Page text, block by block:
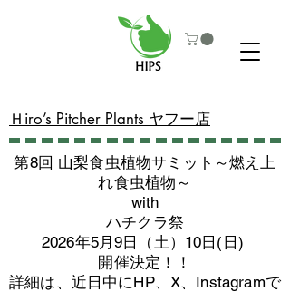
​Ｈiro’s Pitcher Plants ヤフー店
第8回 山梨食虫植物サミット～燃え上
れ食虫植物～
with
​ハチクラ祭
2026年5月9日（土）10日(日)
​開催決定！！
詳細は、近日中にHP、X、Instagramで